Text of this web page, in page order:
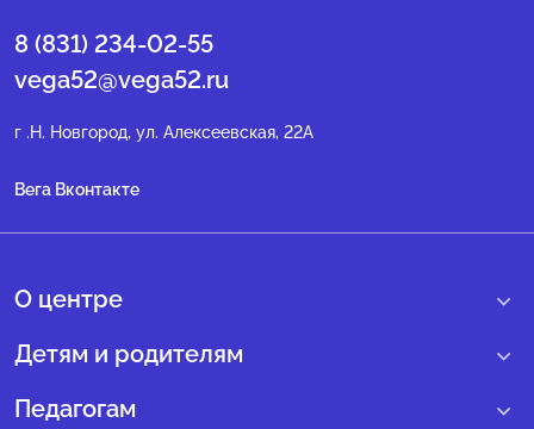
8 (831) 234-02-55
vega52@vega52.ru
г .Н. Новгород, ул. Алексеевская, 22А
Вега Вконтакте
О центре
О нас
Структура регионального центра
Детям и родителям
Учебные интенсивные сборы
Педагогам